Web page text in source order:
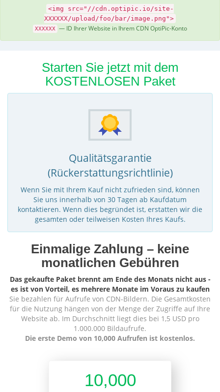
<img src="//cdn.optipic.io/site-
XXXXXX/upload/foo/bar/image.png">
XXXXXX — ID Ihrer Website in Ihrem CDN OptiPic-Konto
Starten Sie jetzt mit dem
KOSTENLOSEN Paket
Qualitätsgarantie
(Rückerstattungsrichtlinie)
Wenn Sie mit Ihrem Kauf nicht zufrieden sind, können
Sie uns innerhalb von 30 Tagen ab Kaufdatum
kontaktieren. Wenn dies begründet ist, erstatten wir die
gesamten oder teilweisen Kosten Ihres Kaufs.
Einmalige Zahlung – keine
monatlichen Gebühren
Das gekaufte Paket brennt am Ende des Monats nicht aus -
es ist von Vorteil, es mehrere Monate im Voraus zu kaufen
Sie bezahlen für Aufrufe von CDN-Bildern. Die Gesamtkosten
für die Nutzung hängen von der Menge der Zugriffe auf Ihre
Website ab. Im Durchschnitt liegt dies bei 1,5 USD pro
1.000.000 Bildaufrufe.
Die erste Demo von 10,000 Aufrufen ist kostenlos.
10,000